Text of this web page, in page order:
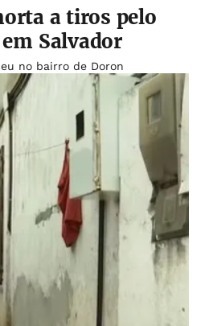
a tiros pelo
Salvador
no bairro de Doron